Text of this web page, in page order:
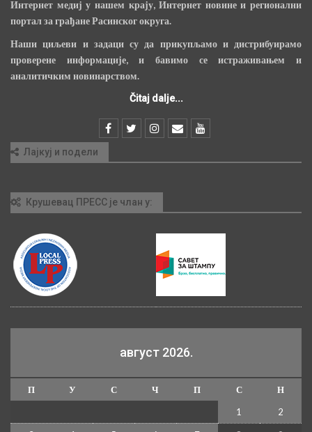
Интернет медиј у нашем крају, Интернет новине и регионални
портал за грађане Расинског округа.
Наши циљеви и задаци су да прикупљамо и дистрибуирамо
проверене информације, и бавимо се истраживањем и
аналитичким новинарством.
Čitaj dalje...
Лајкуј и подели
Крушевац ПРЕСС је члан у:
август 2026.
П У С Ч П С
Н
1
2